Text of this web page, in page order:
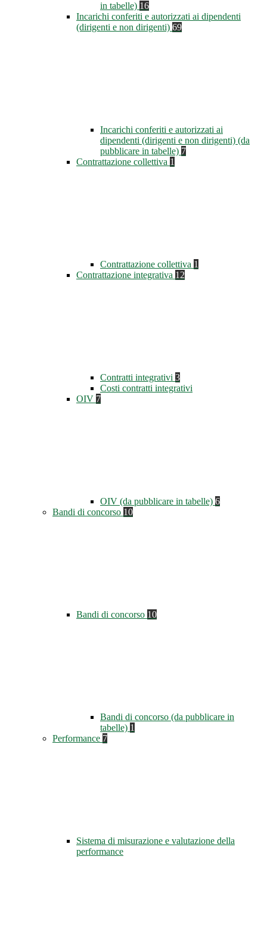
in tabelle) 16
Incarichi conferiti e autorizzati ai dipendenti
(dirigenti e non dirigenti) 69
Incarichi conferiti e autorizzati ai
dipendenti (dirigenti e non dirigenti) (da
pubblicare in tabelle) 7
Contrattazione collettiva 1
Contrattazione collettiva 1
Contrattazione integrativa 12
Contratti integrativi 3
Costi contratti integrativi
OIV 7
OIV (da pubblicare in tabelle) 6
Bandi di concorso 10
Bandi di concorso 10
Bandi di concorso (da pubblicare in
tabelle) 1
Performance 7
Sistema di misurazione e valutazione della
performance